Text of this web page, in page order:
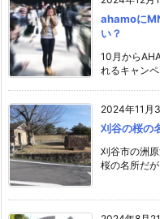
ahamoに
い？
10月から
れるキャン
2024年11月
刈谷の桜の
刈谷市の洲
桜の名所だ